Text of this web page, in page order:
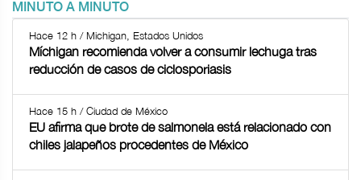
MINUTO A MINUTO
Hace 12 h / Michigan, Estados Unidos
Míchigan recomienda volver a consumir lechuga tras
reducción de casos de ciclosporiasis
Hace 15 h / Ciudad de México
EU afirma que brote de salmonela está relacionado con
chiles jalapeños procedentes de México